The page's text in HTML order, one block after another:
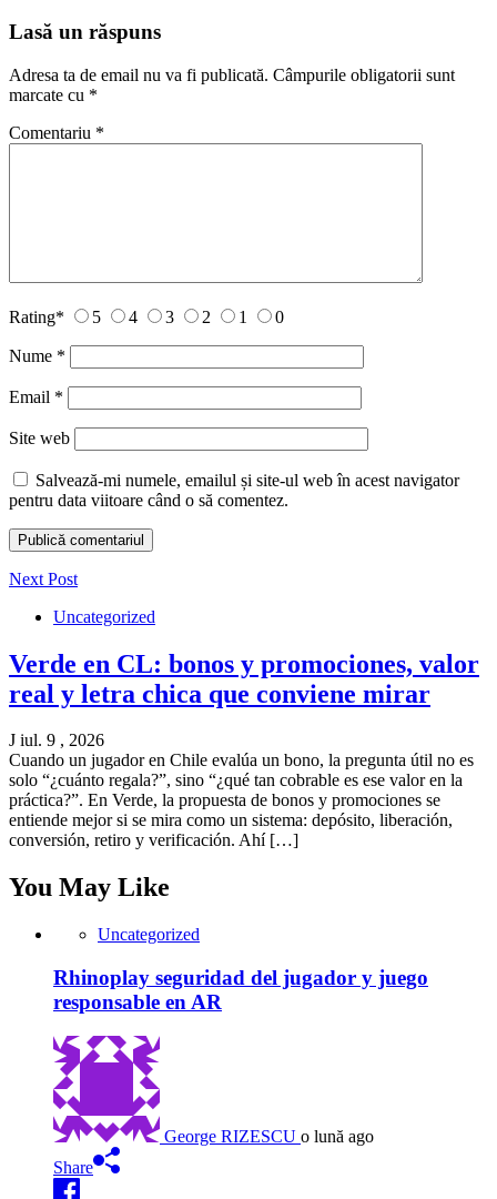
Lasă un răspuns
Adresa ta de email nu va fi publicată. Câmpurile obligatorii sunt
marcate cu *
Comentariu *
Rating* 5 4 3 2 1 0
Nume *
Email *
Site web
Salvează-mi numele, emailul și site-ul web în acest navigator
pentru data viitoare când o să comentez.
Next Post
Uncategorized
Verde en CL: bonos y promociones, valor
real y letra chica que conviene mirar
J iul. 9 , 2026
Cuando un jugador en Chile evalúa un bono, la pregunta útil no es
solo “¿cuánto regala?”, sino “¿qué tan cobrable es ese valor en la
práctica?”. En Verde, la propuesta de bonos y promociones se
entiende mejor si se mira como un sistema: depósito, liberación,
conversión, retiro y verificación. Ahí […]
You May Like
Uncategorized
Rhinoplay seguridad del jugador y juego
responsable en AR
George RIZESCU o lună ago
Share